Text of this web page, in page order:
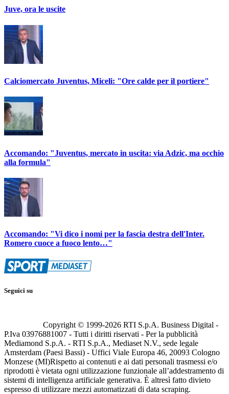
Juve, ora le uscite
Calciomercato Juventus, Miceli: "Ore calde per il portiere"
Accomando: "Juventus, mercato in uscita: via Adzic, ma occhio
alla formula"
Accomando: "Vi dico i nomi per la fascia destra dell'Inter.
Romero cuoce a fuoco lento…"
Seguici su
Copyright © 1999-2026 RTI S.p.A. Business Digital -
P.Iva 03976881007 - Tutti i diritti riservati - Per la pubblicità
Mediamond S.p.A. - RTI S.p.A., Mediaset N.V., sede legale
Amsterdam (Paesi Bassi) - Uffici Viale Europa 46, 20093 Cologno
Monzese (MI)Rispetto ai contenuti e ai dati personali trasmessi e/o
riprodotti è vietata ogni utilizzazione funzionale all’addestramento di
sistemi di intelligenza artificiale generativa. È altresì fatto divieto
espresso di utilizzare mezzi automatizzati di data scraping.